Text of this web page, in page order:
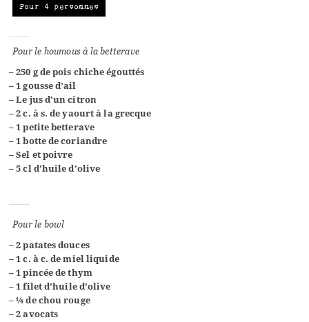
Pour 4 personnes
Pour le houmous à la betterave
– 250 g de pois chiche égouttés
– 1 gousse d’ail
– Le jus d’un citron
– 2 c. à s. de yaourt à la grecque
– 1 petite betterave
– 1 botte de coriandre
– Sel et poivre
– 5 cl d’huile d’olive
Pour le bowl
– 2 patates douces
– 1 c. à c. de miel liquide
–1 pincée de thym
–1 filet d’huile d’olive
–¼ de chou rouge
–2 avocats